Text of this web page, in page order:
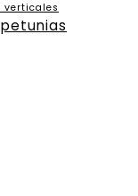
verticales
petunias